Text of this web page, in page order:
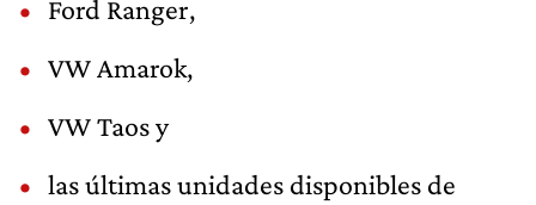
Ford Ranger,
VW Amarok,
VW Taos y
las últimas unidades disponibles de